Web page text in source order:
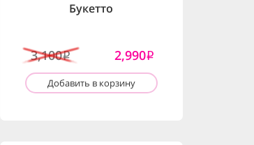
Букетто
3,100i 2,990i
Добавить в корзину